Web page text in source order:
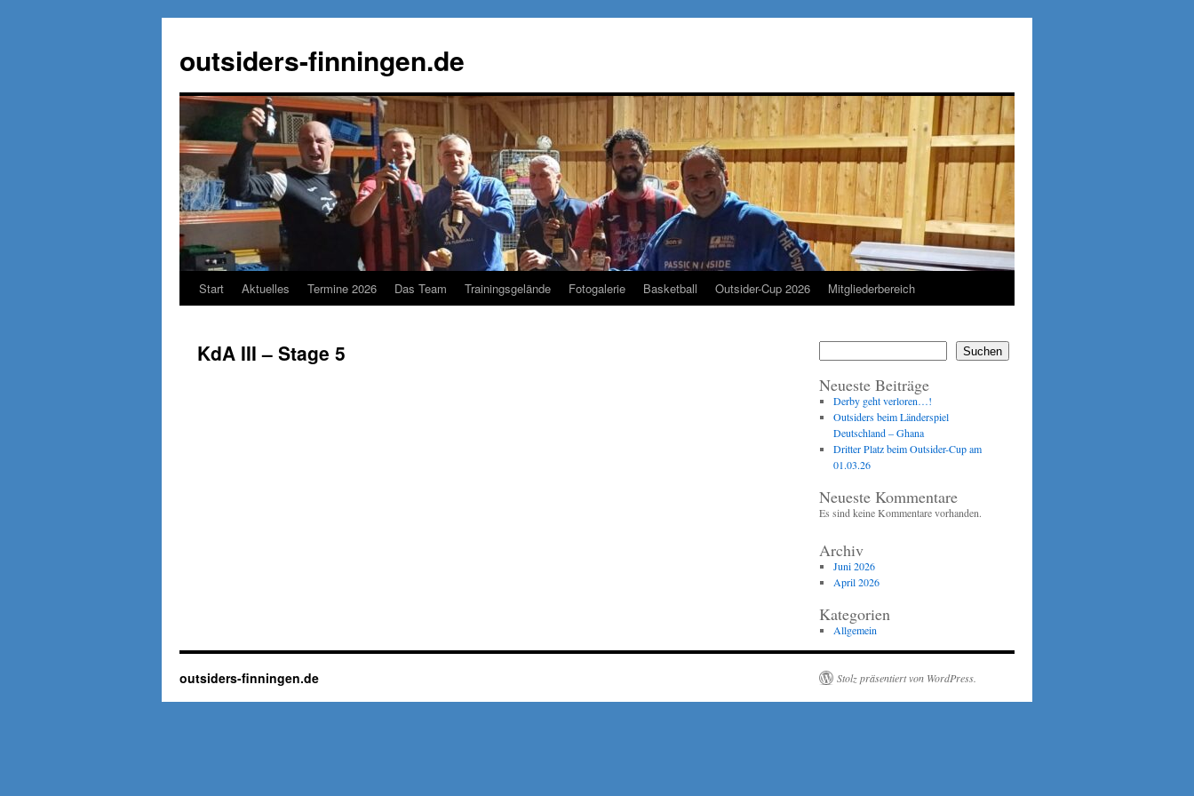
springen
outsiders-finningen.de
Start Aktuelles Termine 2026 Das Team Trainingsgelände Fotogalerie Basketball Outsider-Cup 2026 Mitgliederbereich
KdA III – Stage 5 Suchen
Neueste Beiträge
Derby geht verloren…!
Outsiders beim Länderspiel
Deutschland – Ghana
Dritter Platz beim Outsider-Cup am
01.03.26
Neueste Kommentare
Es sind keine Kommentare vorhanden.
Archiv
Juni 2026
April 2026
Kategorien
Allgemein
outsiders-finningen.de Stolz präsentiert von WordPress.